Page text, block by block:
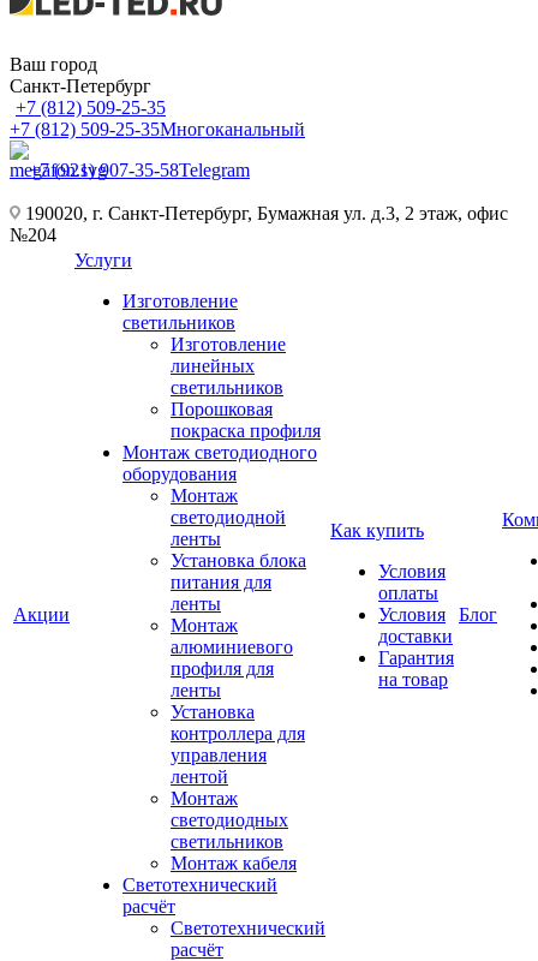
Ваш город
Санкт-Петербург
+7 (812) 509-25-35
+7 (812) 509-25-35Многоканальный
+7 (921) 907-35-58Telegram
190020, г. Санкт-Петербург, Бумажная ул. д.3, 2 этаж, офис
№204
Акции
Услуги
Изготовление
светильников
Изготовление
линейных
светильников
Порошковая
покраска профиля
Монтаж светодиодного
оборудования
Монтаж
светодиодной
ленты
Установка блока
питания для
ленты
Монтаж
алюминиевого
профиля для
ленты
Установка
контроллера для
управления
лентой
Монтаж
светодиодных
светильников
Монтаж кабеля
Светотехнический
расчёт
Светотехнический
расчёт
Как купить
Условия
оплаты
Условия
доставки
Гарантия
на товар
Блог